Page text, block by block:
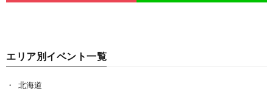
エリア別イベント一覧
北海道